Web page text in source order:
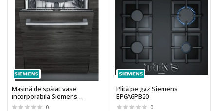
Mașină de spălat vase
incorporabila Siemens
SN63HX36VE
0
Plită pe gaz Siemens
EP6A6PB20
0